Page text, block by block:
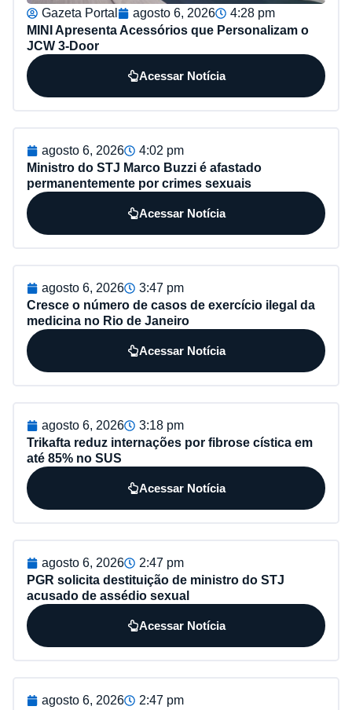
Gazeta Portal agosto 6, 2026
4:28 pm
MINI Apresenta Acessórios que Personalizam o
JCW 3-Door
Acessar Notícia
agosto 6, 2026
4:02 pm
Ministro do STJ Marco Buzzi é afastado
permanentemente por crimes sexuais
Acessar Notícia
agosto 6, 2026
3:47 pm
Cresce o número de casos de exercício ilegal da
medicina no Rio de Janeiro
Acessar Notícia
agosto 6, 2026
3:18 pm
Trikafta reduz internações por fibrose cística em
até 85% no SUS
Acessar Notícia
agosto 6, 2026
2:47 pm
PGR solicita destituição de ministro do STJ
acusado de assédio sexual
Acessar Notícia
agosto 6, 2026
2:47 pm